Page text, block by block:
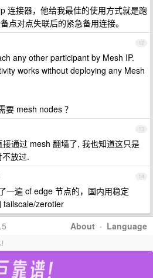
连接器，他给我最佳的使用方式就是跑
点对点失联后的紧急备用连接。
12
any other participant by Mesh IP.
works without deploying any Mesh
要 mesh nodes ？
13
通过 mesh 翻墙了, 我也知道这只是
放过.
14
一遍 cf edge 节点的，国内用稳定
tailscale/zerotier
About · Language